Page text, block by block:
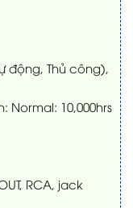
động, Thủ công),
Normal: 10,000hrs
RCA, jack